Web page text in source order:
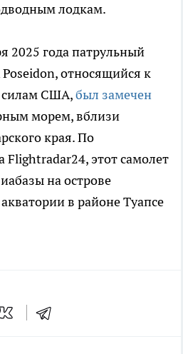
лодкам.
2025 года патрульный
относящийся к
США,был замечен
морем, вблизи
края. По
этот самолет
на острове
в районе Туапсе